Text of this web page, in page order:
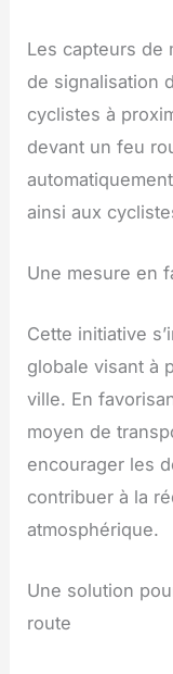
Les capteurs de
de signalisation
cyclistes à
devant un feu
ainsi aux
Une mesure en
Cette initiative
globale visant à
ville. En
moyen de
encourager les
contribuer à la
atmosphérique.
Une solution
route